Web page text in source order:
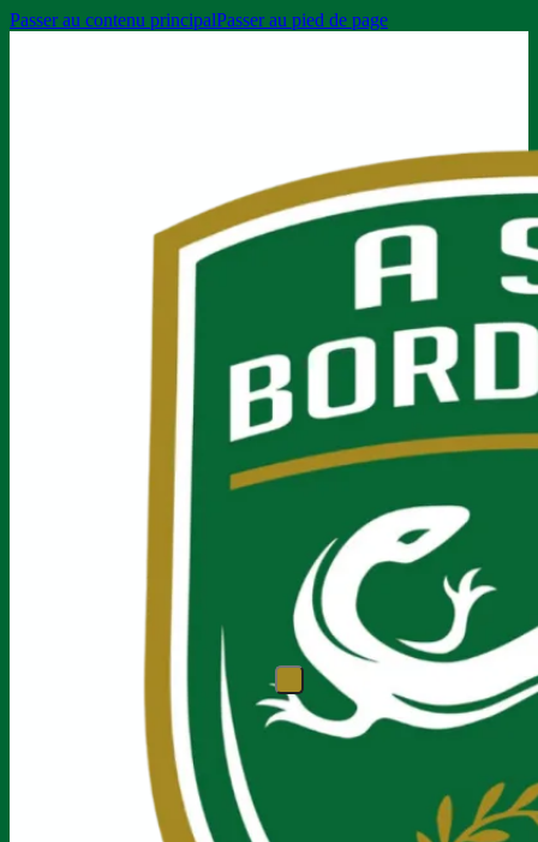
Passer au contenu principalPasser au pied de page